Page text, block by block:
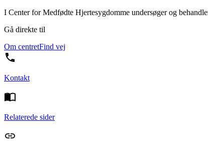
I Center for Medfødte Hjertesygdomme undersøger og
Gå direkte til
Om centretFind vej
Kontakt
Relaterede sider